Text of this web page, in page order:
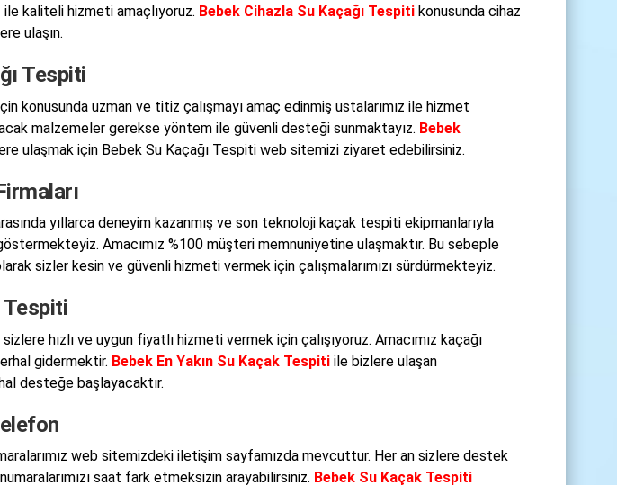
ile kaliteli hizmeti amaçlıyoruz. Bebek Cihazla Su Kaçağı Tespitikonusunda cihaz
ulaşın.
Tespiti
konusunda uzman ve titiz çalışmayı amaç edinmiş ustalarımız ile hizmet
malzemeler gerekse yöntem ile güvenli desteği sunmaktayız. Bebek
ulaşmak için Bebek Su Kaçağı Tespiti web sitemizi ziyaret edebilirsiniz.
yıllarca deneyim kazanmış ve son teknoloji kaçak tespiti ekipmanlarıyla
Amacımız %100 müşteri memnuniyetine ulaşmaktır. Bu sebeple
sizler kesin ve güvenli hizmeti vermek için çalışmalarımızı sürdürmekteyiz.
Tespiti
hızlı ve uygun fiyatlı hizmeti vermek için çalışıyoruz. Amacımız kaçağı
gidermektir. Bebek En Yakın Su Kaçak Tespitiile bizlere ulaşan
desteğe başlayacaktır.
web sitemizdeki iletişim sayfamızda mevcuttur. Her an sizlere destek
saat fark etmeksizin arayabilirsiniz. Bebek Su Kaçak Tespiti